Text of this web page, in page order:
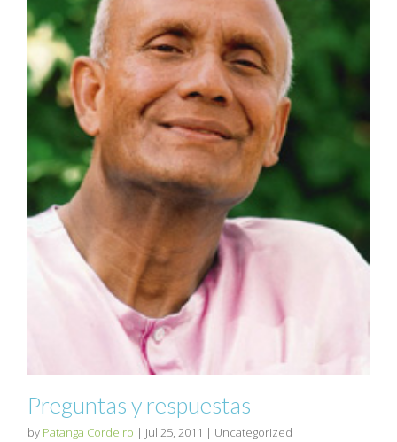
Preguntas y respuestas
by Patanga Cordeiro | Jul 25, 2011 | Uncategorized